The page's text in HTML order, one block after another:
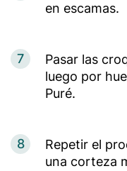
en escamas.
7
Pasar las
luego por
Puré.
8
Repetir el
una corteza